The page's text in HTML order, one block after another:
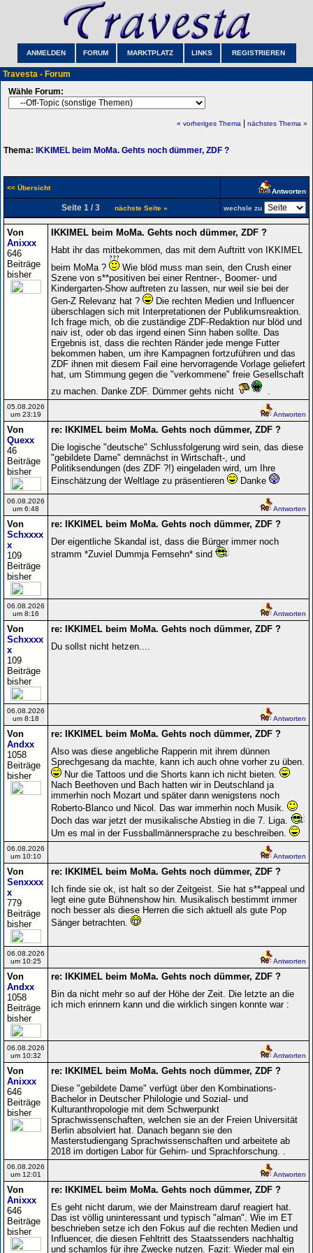
ANMELDEN FORUM MARKTPLATZ LINKS REGISTRIEREN
Travesta - Forum
Wähle Forum:
« vorheriges Thema nächstes Thema »
Thema: IKKIMEL beim MoMa. Gehts noch dümmer, ZDF ?
<< Übersicht Antworten
Seite 1 / 3 nächste Seite » wechsle zu
Von
Anixxx
646
Beiträge
bisher
IKKIMEL beim MoMa. Gehts noch dümmer, ZDF ?
Habt ihr das mitbekommen, das mit dem Auftritt von IKKIMEL
beim MoMa ?
Wie blöd muss man sein, den Crush einer
Szene von s**positiven bei einer Rentner-, Boomer- und
Kindergarten-Show auftreten zu lassen, nur weil sie bei der
Gen-Z Relevanz hat ?
Die rechten Medien und Influencer
überschlagen sich mit Interpretationen der Publikumsreaktion.
Ich frage mich, ob die zuständige ZDF-Redaktion nur blöd und
naiv ist, oder ob das irgend einen Sinn haben sollte. Das
Ergebnis ist, dass die rechten Ränder jede menge Futter
bekommen haben, um ihre Kampagnen fortzuführen und das
ZDF ihnen mit diesem Fail eine hervorragende Vorlage geliefert
hat, um Stimmung gegen die "verkommene" freie Gesellschaft
zu machen. Danke ZDF. Dümmer gehts nicht
05.08.2026
um 23:19
Antworten
Von
Quexx
46
Beiträge
bisher
re: IKKIMEL beim MoMa. Gehts noch dümmer, ZDF ?
Die logische "deutsche" Schlussfolgerung wird sein, das diese
"gebildete Dame" demnächst in Wirtschaft-, und
Politiksendungen (des ZDF ?!) eingeladen wird, um Ihre
Einschätzung der Weltlage zu präsentieren
Danke
06.08.2026
um 6:48
Antworten
Von
Schxxxx
x
109
Beiträge
bisher
re: IKKIMEL beim MoMa. Gehts noch dümmer, ZDF ?
Der eigentliche Skandal ist, dass die Bürger immer noch
stramm *Zuviel Dummja Fernsehn* sind
06.08.2026
um 8:16
Antworten
Von
Schxxxx
x
109
Beiträge
bisher
re: IKKIMEL beim MoMa. Gehts noch dümmer, ZDF ?
Du sollst nicht hetzen....
06.08.2026
um 8:18
Antworten
Von
Andxx
1058
Beiträge
bisher
re: IKKIMEL beim MoMa. Gehts noch dümmer, ZDF ?
Also was diese angebliche Rapperin mit ihrem dünnen
Sprechgesang da machte, kann ich auch ohne vorher zu üben.
Nur die Tattoos und die Shorts kann ich nicht bieten.
Nach Beethoven und Bach hatten wir in Deutschland ja
immerhin noch Mozart und später dann wenigstens noch
Roberto-Blanco und Nicol. Das war immerhin noch Musik.
Doch das war jetzt der musikalische Abstieg in die 7. Liga.
Um es mal in der Fussballmännersprache zu beschreiben.
06.08.2026
um 10:10
Antworten
Von
Senxxxx
x
779
Beiträge
bisher
re: IKKIMEL beim MoMa. Gehts noch dümmer, ZDF ?
Ich finde sie ok, ist halt so der Zeitgeist. Sie hat s**appeal und
legt eine gute Bühnenshow hin. Musikalisch bestimmt immer
noch besser als diese Herren die sich aktuell als gute Pop
Sänger betrachten.
06.08.2026
um 10:25
Antworten
Von
Andxx
1058
Beiträge
bisher
re: IKKIMEL beim MoMa. Gehts noch dümmer, ZDF ?
Bin da nicht mehr so auf der Höhe der Zeit. Die letzte an die
ich mich erinnern kann und die wirklich singen konnte war :
06.08.2026
um 10:32
Antworten
Von
Anixxx
646
Beiträge
bisher
re: IKKIMEL beim MoMa. Gehts noch dümmer, ZDF ?
Diese "gebildete Dame" verfügt über den Kombinations-
Bachelor in Deutscher Philologie und Sozial- und
Kulturanthropologie mit dem Schwerpunkt
Sprachwissenschaften, welchen sie an der Freien Universität
Berlin absolviert hat. Danach begann sie den
Masterstudiengang Sprachwissenschaften und arbeitete ab
2018 im dortigen Labor für Gehirn- und Sprachforschung. .
06.08.2026
um 12:01
Antworten
Von
Anixxx
646
Beiträge
bisher
re: IKKIMEL beim MoMa. Gehts noch dümmer, ZDF ?
Es geht nicht darum, wie der Mainstream daruf reagiert hat.
Das ist völlig uninteressant und typisch "alman". Wie im ET
beschrieben setze ich den Fokus auf die rechten Medien und
Influencer, die diesen Fehltritt des Staatssenders nachhaltig
und schamlos für ihre Zwecke nutzen. Fazit: Wieder mal ein